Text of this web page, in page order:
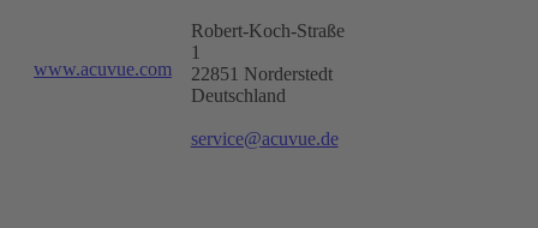
www.acuvue.com
Robert-Koch-Straße
1
22851 Norderstedt
Deutschland
service@acuvue.de